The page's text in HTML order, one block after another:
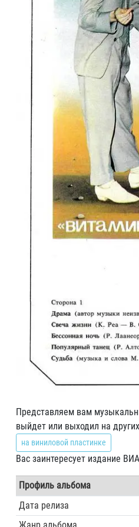
Представляем вам
выйдет или выходил на
на виниловой пластинке
Вас заинтересует издание
Профиль альбома
Дата релиза